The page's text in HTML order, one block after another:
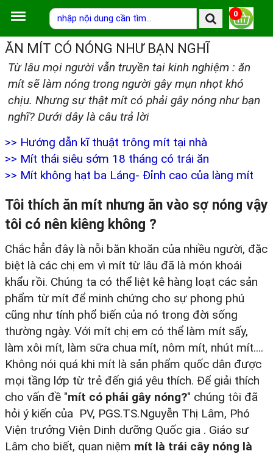
0
ĂN MÍT CÓ NÓNG NHƯ BẠN NGHĨ
Từ lâu mọi người vẫn truyền tai kinh nghiệm : ăn
mít sẽ làm nóng trong người gây mụn nhọt khó
chịu. Nhưng sự thật mít có phải gây nóng như bạn
nghĩ? Dưới dây là câu trả lời
>> Hướng dẫn kĩ thuật trông mít tại nhà
>> Mít thái siêu sớm 18 tháng có trái ăn
>> Mít không hạt ba Láng- Đỉnh cao của làng mít
Tôi thích ăn mít nhưng ăn vào sợ nóng vậy
tôi có nên kiêng không ?
Chắc hẳn đây là nỗi băn khoăn của nhiều người, đặc
biệt là các chị em vì mít từ lâu đã là món khoái
khẩu rồi. Chúng ta có thể liệt kê hàng loạt các sản
phẩm từ mít để minh chứng cho sự phong phú
cũng như tính phổ biến của nó trong đời sống
thường ngày. Với mít chị em có thể làm mít sấy,
làm xôi mít, làm sữa chua mít, nôm mít, nhút mít....
Không nói quá khi mít là sản phẩm quốc dân được
mọi tầng lớp từ trẻ đến giá yêu thích. Để giải thích
cho vấn đề "mít có phải gây nóng?" chúng tôi đã
hỏi ý kiến của PV, PGS.TS.Nguyễn Thị Lâm, Phó
Viện trưởng Viện Dinh dưỡng Quốc gia . Giáo sư
Lâm cho biết, quan niệm mít là trái cây nóng là